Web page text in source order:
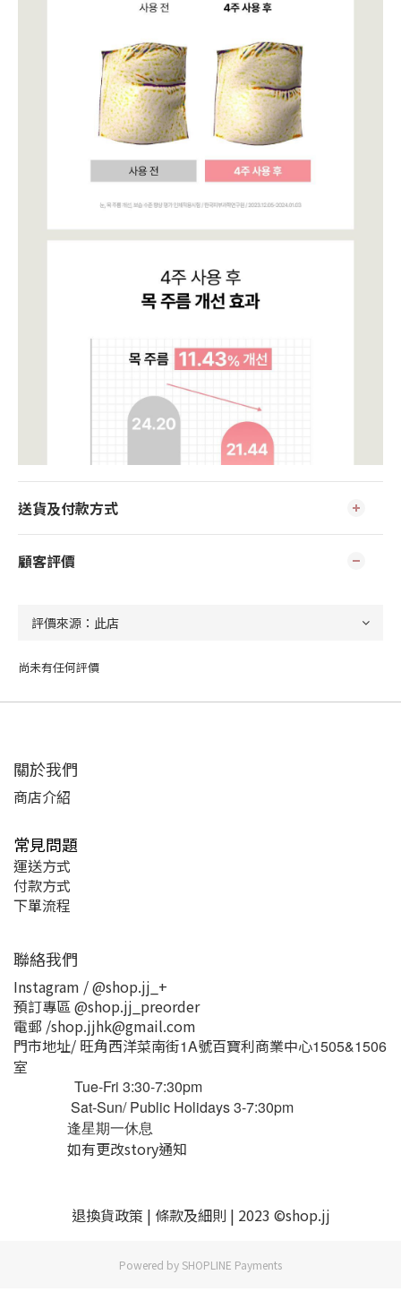
送貨及付款方式
顧客評價
尚未有任何評價
關於我們
商店介紹
常見問題
運送方式
付款方式
下單流程
聯絡我們
Instagram / @shop.jj_+
預訂專區 @shop.jj_preorder
電郵 /shop.jjhk@gmail.com
門市地址/ 旺角西洋菜南街1A號百寶利商業中心1505&1506
室
Tue-Fri 3:30-7:30pm
Sat-Sun/ Public Holidays 3-7:30pm
逢星期一休息
如有更改story通知
退換貨政策 | 條款及細則 | 2023 ©shop.jj
Powered by SHOPLINE Payments